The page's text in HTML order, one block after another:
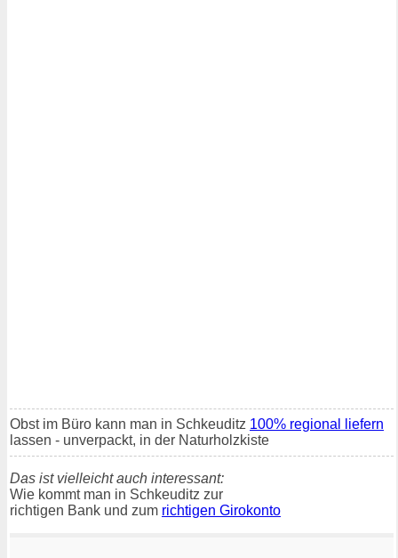
Obst im Büro kann man in Schkeuditz 100% regional liefern
lassen - unverpackt, in der Naturholzkiste
Das ist vielleicht auch interessant:
Wie kommt man in Schkeuditz zur
richtigen Bank und zum richtigen Girokonto